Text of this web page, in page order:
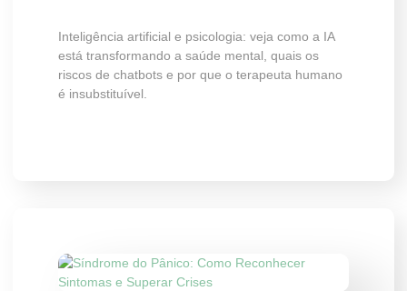
Inteligência artificial e psicologia: veja como a IA
está transformando a saúde mental, quais os
riscos de chatbots e por que o terapeuta humano
é insubstituível.